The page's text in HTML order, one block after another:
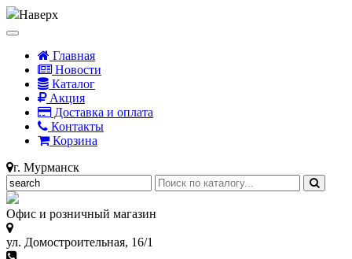
Наверх
Главная
Новости
Каталог
Акция
Доставка и оплата
Контакты
Корзина
г. Мурманск
Офис и розничный магазин
ул. Домостроительная, 16/1